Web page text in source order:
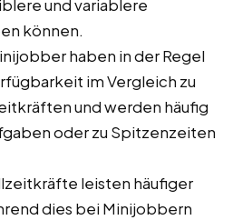
und variablere
können.
haben in der Regel
im Vergleich zu
und werden häufig
oder zu Spitzenzeiten
leisten häufiger
dies bei Minijobbern